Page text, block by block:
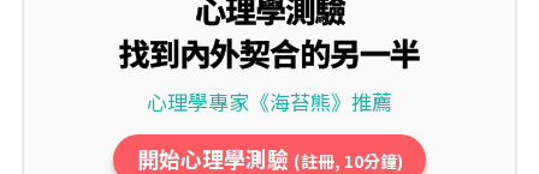
心理學測驗
找到內外契合的另一半
心理學專家《海苔熊》推薦
開始心理學測驗 (註冊, 10分鐘)